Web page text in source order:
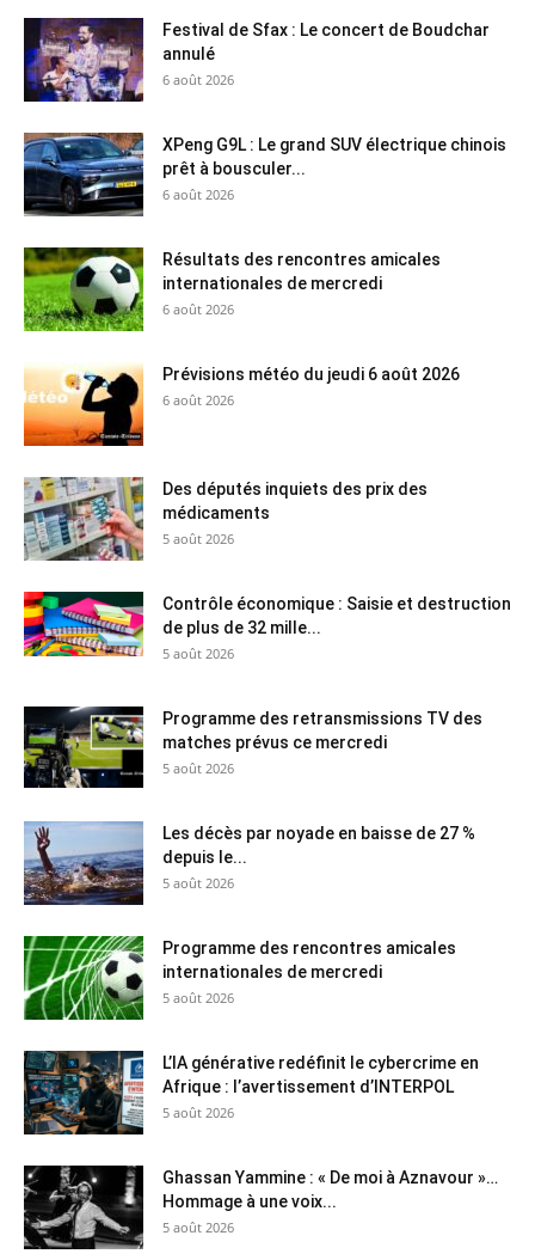
Festival de Sfax : Le concert de Boudchar
annulé
6 août 2026
XPeng G9L : Le grand SUV électrique chinois
prêt à bousculer...
6 août 2026
Résultats des rencontres amicales
internationales de mercredi
6 août 2026
Prévisions météo du jeudi 6 août 2026
6 août 2026
Des députés inquiets des prix des
médicaments
5 août 2026
Contrôle économique : Saisie et destruction
de plus de 32 mille...
5 août 2026
Programme des retransmissions TV des
matches prévus ce mercredi
5 août 2026
Les décès par noyade en baisse de 27 %
depuis le...
5 août 2026
Programme des rencontres amicales
internationales de mercredi
5 août 2026
L’IA générative redéfinit le cybercrime en
Afrique : l’avertissement d’INTERPOL
5 août 2026
Ghassan Yammine : « De moi à Aznavour »…
Hommage à une voix...
5 août 2026